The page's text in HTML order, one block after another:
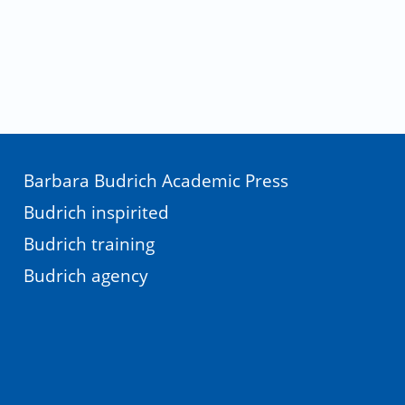
Barbara Budrich Academic Press
Budrich inspirited
Budrich training
Budrich agency